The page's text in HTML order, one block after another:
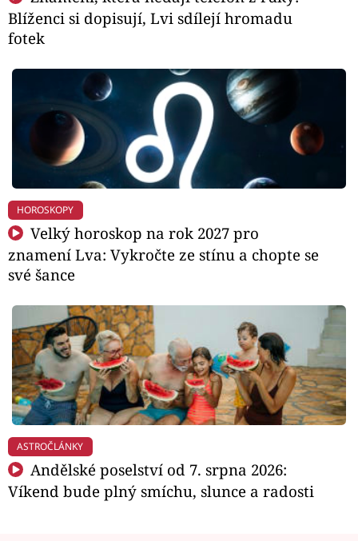
Blíženci si dopisují, Lvi sdílejí hromadu
fotek
HOROSKOPY
Velký horoskop na rok 2027 pro
znamení Lva: Vykročte ze stínu a chopte se
své šance
ASTROČLÁNKY
Andělské poselství od 7. srpna 2026:
Víkend bude plný smíchu, slunce a radosti